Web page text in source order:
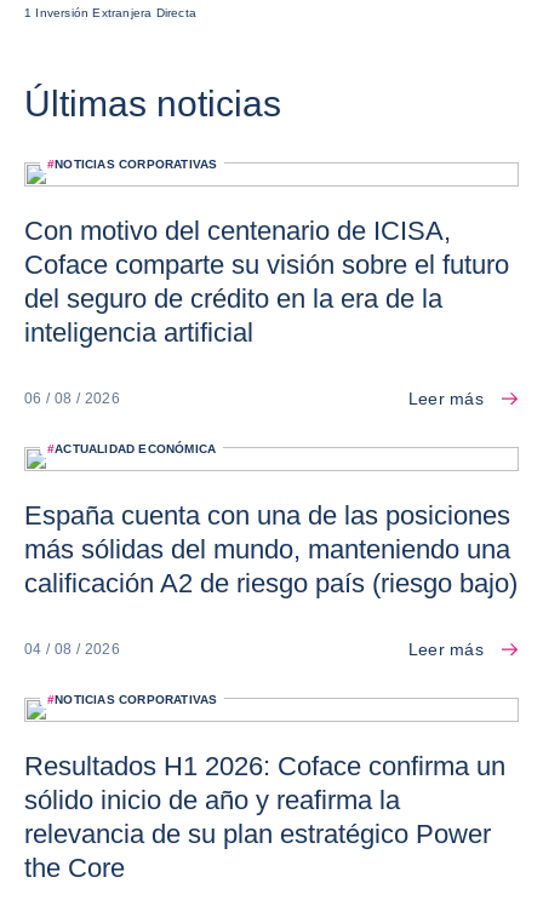
1 Inversión Extranjera Directa
Últimas noticias
#NOTICIAS CORPORATIVAS
Con motivo del centenario de ICISA,
Coface comparte su visión sobre el futuro
del seguro de crédito en la era de la
inteligencia artificial
06 / 08 / 2026 Leer más
#ACTUALIDAD ECONÓMICA
España cuenta con una de las posiciones
más sólidas del mundo, manteniendo una
calificación A2 de riesgo país (riesgo bajo)
04 / 08 / 2026 Leer más
#NOTICIAS CORPORATIVAS
Resultados H1 2026: Coface confirma un
sólido inicio de año y reafirma la
relevancia de su plan estratégico Power
the Core